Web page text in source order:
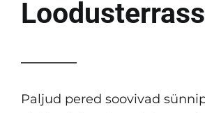
Paljud pered soovivad